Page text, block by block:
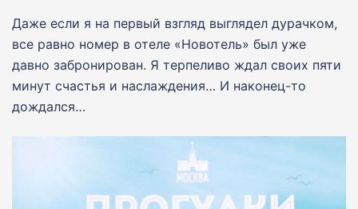
Даже если я на первый взгляд выглядел дурачком,
все равно номер в отеле «Новотель» был уже
давно забронирован. Я терпеливо ждал своих пяти
минут счастья и наслаждения… И наконец-то
дождался…